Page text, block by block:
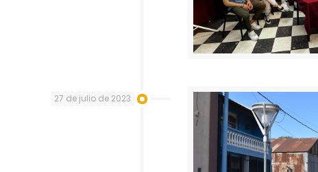
27 de julio de 2023